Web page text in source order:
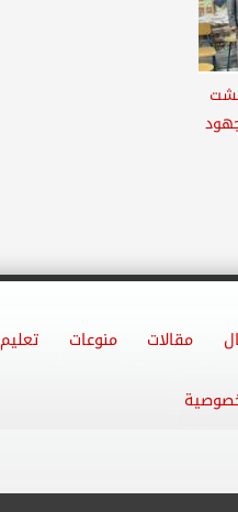
مقالات منوعات تعليم